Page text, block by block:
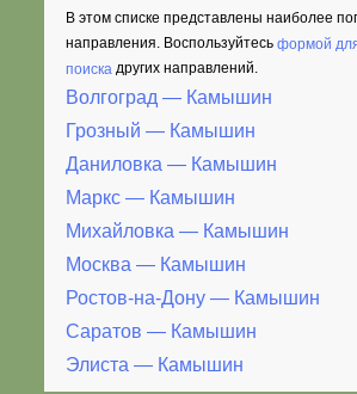
В этом списке представлены наиболее
направления. Воспользуйтесьформой
поиска других направлений.
Волгоград — Камышин
Грозный — Камышин
Даниловка — Камышин
Маркс — Камышин
Михайловка — Камышин
Москва — Камышин
Ростов-на-Дону — Камышин
Саратов — Камышин
Элиста — Камышин